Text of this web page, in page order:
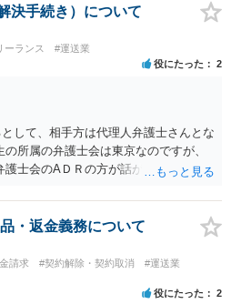
について、片方だけなら負けの宣告も
判決となった ＞場合は、宣告通りの敗
？。 ＞また、その宣告も「負ける可
「敗訴」との解釈で良いのでしょう
ご質問ですが、裁判官も嘘の心証を開
あってはならない）ので、一方当事
あれば、敗訴可能性が高いというこ
能性がある」という点が全部敗訴な
ませんが、そのように言われている
れ得る当事者ということになります。
よく言われています。） いずれにしま
決手続き）について
ーランス #運送業
役にたった 2
して、相手方は代理人弁護士さんとな
所属の弁護士会は東京なのですが、
護士会のAＤＲの方が話がまとまり易い
手数料について、「双方で負担」と
しかして、書いて無い場合は申し立て
いのでしょうか？。 →通常は双方負担
不明な点は当該弁護士会にお問い合
費用ですが、申立手数料のみで、期
い弁護士会もあるのでしょうか？。
・返金義務について
請求 #契約解除・契約取消
#運送業
役にたった 2